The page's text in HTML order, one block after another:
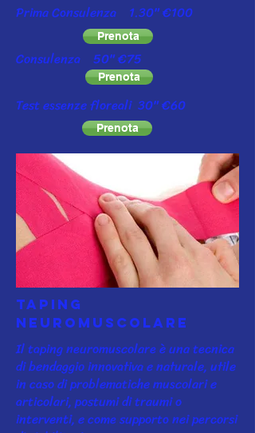
Prenota
Prenota
Prenota
Prima Consulenza 1.30" €100
Consulenza 50" €75
Test essenze floreali 30" €60
TAPING
NEUROMUSCOLARE
Il taping neuromuscolare è una tecnica
di bendaggio innovativa e naturale, utile
in caso di problematiche muscolari e
articolari, postumi di traumi o
interventi, e come supporto nei percorsi